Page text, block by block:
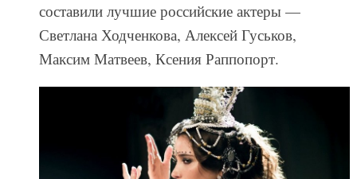
составили лучшие российские актеры —
Светлана Ходченкова, Алексей Гуськов,
Максим Матвеев, Ксения Раппопорт.